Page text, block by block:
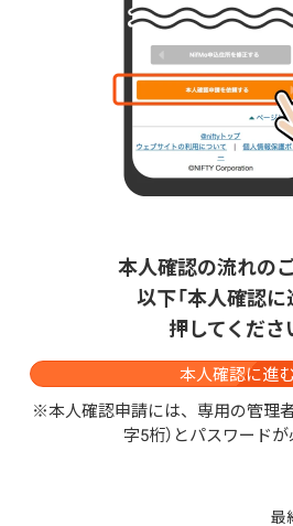
本人確認の流れの
以下「本人確認に
押してくださ
本人確認に進
※本人確認申請には、専用の管理者
字5桁）とパスワードが
最